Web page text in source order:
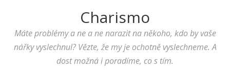
Charismo
Máte problémy a ne a ne narazit na někoho, kdo by vaše
nářky vyslechnul? Vězte, že my je ochotně vyslechneme. A
dost možná i poradíme, co s tím.